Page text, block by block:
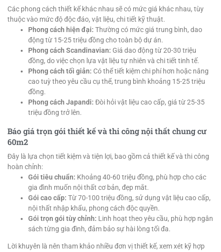
Các phong cách thiết kế khác nhau sẽ có mức giá khác nhau, tùy
thuộc vào mức độ độc đáo, vật liệu, chi tiết kỹ thuật.
Phong cách hiện đại: Thường có mức giá trung bình, dao
động từ 15-25 triệu đồng cho toàn bộ dự án.
Phong cách Scandinavian: Giá dao động từ 20-30 triệu
đồng, do việc chọn lựa vật liệu tự nhiên và chi tiết tinh tế.
Phong cách tối giản: Có thể tiết kiệm chi phí hơn hoặc nâng
cao tuỳ theo yêu cầu cụ thể, trung bình khoảng 15-25 triệu
đồng.
Phong cách Japandi: Đòi hỏi vật liệu cao cấp, giá từ 25-35
triệu đồng trở lên.
Báo giá trọn gói thiết kế vàthi công nội thất chung cư
60m2
Đây là lựa chọn tiết kiệm và tiện lợi, bao gồm cả thiết kế và thi công
hoàn chỉnh:
Gói tiêu chuẩn: Khoảng 40-60 triệu đồng, phù hợp cho các
gia đình muốn nội thất cơ bản, đẹp mắt.
Gói cao cấp: Từ 70-100 triệu đồng, sử dụng vật liệu cao cấp,
nội thất nhập khẩu, phong cách độc quyền.
Gói trọn gói tùy chỉnh: Linh hoạt theo yêu cầu, phù hợp ngân
sách từng gia đình, đảm bảo sự hài lòng tối đa.
Lời khuyên là nên tham khảo nhiều đơn vị thiết kế, xem xét kỹ hợp